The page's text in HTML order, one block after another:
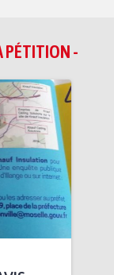
PÉTITION -